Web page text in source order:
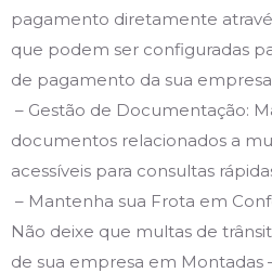
pagamento diretamente
que podem ser configuradas
de pagamento da sua
– Gestão de Documentação:
documentos relacionados a
acessíveis para consultas
– Mantenha sua Frota em
Não deixe que multas de
de sua empresa em Montadas